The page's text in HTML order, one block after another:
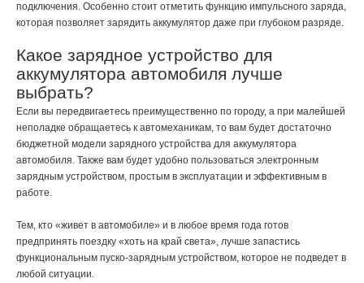
подключения. Особенно стоит отметить функцию импульсного заряда,
которая позволяет зарядить аккумулятор даже при глубоком разряде.
Какое зарядное устройство для
аккумулятора автомобиля лучше
выбрать?
Если вы передвигаетесь преимущественно по городу, а при малейшей
неполадке обращаетесь к автомеханикам, то вам будет достаточно
бюджетной модели зарядного устройства для аккумулятора
автомобиля. Также вам будет удобно пользоваться электронным
зарядным устройством, простым в эксплуатации и эффективным в
работе.
Тем, кто «живет в автомобиле» и в любое время года готов
предпринять поездку «хоть на край света», лучше запастись
функциональным пуско-зарядным устройством, которое не подведет в
любой ситуации.